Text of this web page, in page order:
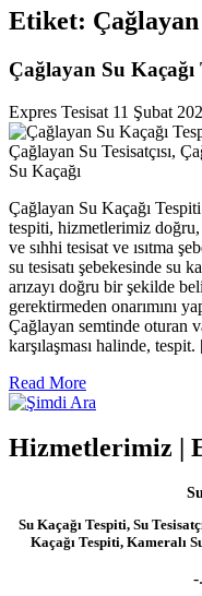
Close
Menu
Etiket:
Çağlayan Su Kaçağı
Expres Tesisat 11 Şubat
Çağlayan Su Kaçağı
tespiti, hizmetlerimiz
ve sıhhi tesisat ve ısıtma
su tesisatı şebekesinde su
arızayı doğru bir şekilde
gerektirmeden onarımını
Çağlayan semtinde oturan
karşılaşması halinde,
Read MoreRead
More
Hizmetlerimiz |
Su Kaçağı Tespiti, Su
Kaçağı Tespiti, Kameralı
-